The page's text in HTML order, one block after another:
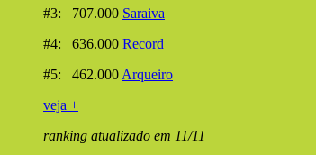
#3: 707.000 Saraiva
#4: 636.000 Record
#5: 462.000 Arqueiro
veja +
ranking atualizado em 11/11